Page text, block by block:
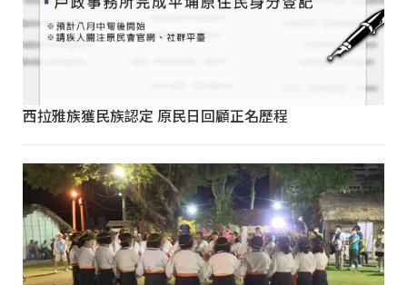
西拉雅族獲民族認定 原民日回顧正名歷程